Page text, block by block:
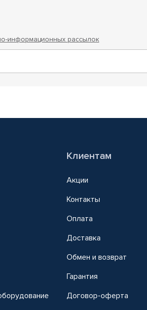
информационных рассылок
Клиентам
Акции
Контакты
Оплата
Доставка
Обмен и возврат
Гарантия
Договор-оферта